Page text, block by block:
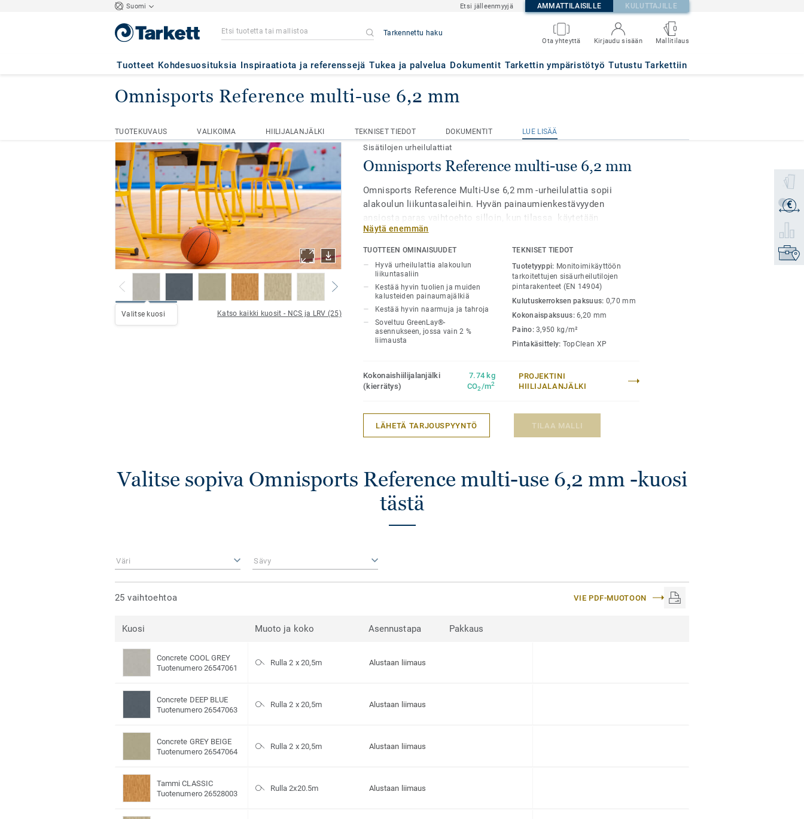
Suomi Etsi jälleenmyyjä AMMATTILAISILLE KULUTTAJILLE
Tarkennettu haku
Ota yhteyttä Kirjaudu sisään
0
Mallitilaus
Tuotteet Kohdesuosituksia Inspiraatiota ja referenssejä Tukea ja palvelua Dokumentit Tarkettin ympäristötyö Tutustu Tarkettiin
Omnisports Reference multi-use 6,2 mm
TUOTEKUVAUS VALIKOIMA HIILIJALANJÄLKI TEKNISET TIEDOT DOKUMENTIT LUE LISÄÄ
€
Etsi
Kotisivu Sisätilojen urheilulattiat Omnisports Reference multi-use 6,2 mm
Valitse kuosi Katso kaikki kuosit - NCS ja LRV (25)
Sisätilojen urheilulattiat
Omnisports Reference multi-use 6,2 mm
Omnisports Reference Multi-Use 6,2 mm -urheilulattia sopii
alakoulun liikuntasaleihin. Hyvän painaumienkestävyyden
ansiosta paras vaihtoehto silloin, kun tilassa käytetään
toisinaan penkkejä, tuoleja ja muita kalusteita (esimerkiksi
konferenssien, konserttien tai näyttelyiden yhteydessä). Täyttää
standardin EN 14904, P1 vaatimukset (≥ 25 % iskunvaimennus).
Sopii Greenlay-asennukseen, jossa vain 2 % lattianpäällysteestä
liimataan alustaan.
Näytä enemmän
TUOTTEEN OMINAISUUDET
Hyvä urheilulattia alakoulun
liikuntasaliin
Kestää hyvin tuolien ja muiden
kalusteiden painaumajälkiä
Kestää hyvin naarmuja ja tahroja
Soveltuu GreenLay®-
asennukseen, jossa vain 2 %
liimausta
TEKNISET TIEDOT
Tuotetyyppi: Monitoimikäyttöön
tarkoitettujen sisäurheilutilojen
pintarakenteet (EN 14904)
Kulutuskerroksen paksuus: 0,70 mm
Kokonaispaksuus:6,20 mm
Paino:3,950 kg/m²
Pintakäsittely: TopClean XP
Kokonaishiilijalanjälki
(kierrätys)
7.74 kg
CO2/m2
PROJEKTINI
HIILIJALANJÄLKI
LÄHETÄ TARJOUSPYYNTÖ TILAA MALLI
Valitse sopiva Omnisports Reference multi-use 6,2 mm -kuosi
tästä
Väri Sävy
25 vaihtoehtoa VIE PDF-MUOTOON
Kuosi Muoto ja koko Asennustapa Pakkaus
Concrete COOL GREY
Tuotenumero 26547061
Rulla 2 x 20,5m Alustaan liimaus
Concrete DEEP BLUE
Tuotenumero 26547063
Rulla 2 x 20,5m Alustaan liimaus
Concrete GREY BEIGE
Tuotenumero 26547064
Rulla 2 x 20,5m Alustaan liimaus
Tammi CLASSIC
Tuotenumero 26528003
Rulla 2x20.5m Alustaan liimaus